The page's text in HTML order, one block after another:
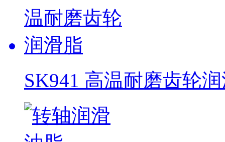
SK941 高温耐磨齿轮